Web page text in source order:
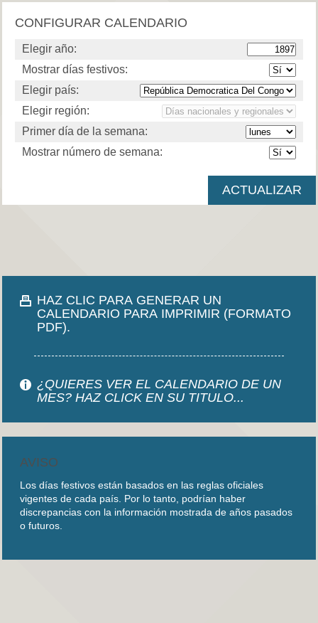
CONFIGURAR CALENDARIO
Elegir año:
Mostrar días festivos:
Elegir país:
Elegir región:
Primer día de la semana:
Mostrar número de semana:
HAZ CLIC PARA GENERAR UN
CALENDARIO PARA IMPRIMIR (FORMATO
PDF).
¿QUIERES VER EL CALENDARIO DE UN
MES? HAZ CLICK EN SU TITULO...
AVISO
Los días festivos están basados en las reglas oficiales
vigentes de cada país. Por lo tanto, podrían haber
discrepancias con la información mostrada de años pasados
o futuros.